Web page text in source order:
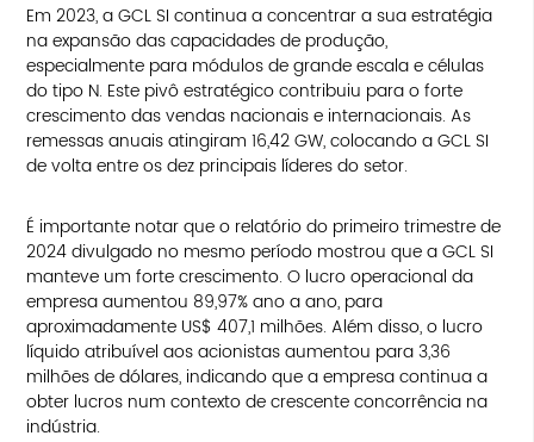
Em 2023, a GCL SI continua a concentrar a sua estratégia
na expansão das capacidades de produção,
especialmente para módulos de grande escala e células
do tipo N. Este pivô estratégico contribuiu para o forte
crescimento das vendas nacionais e internacionais. As
remessas anuais atingiram 16,42 GW, colocando a GCL SI
de volta entre os dez principais líderes do setor.
É importante notar que o relatório do primeiro trimestre de
2024 divulgado no mesmo período mostrou que a GCL SI
manteve um forte crescimento. O lucro operacional da
empresa aumentou 89,97% ano a ano, para
aproximadamente US$ 407,1 milhões. Além disso, o lucro
líquido atribuível aos acionistas aumentou para 3,36
milhões de dólares, indicando que a empresa continua a
obter lucros num contexto de crescente concorrência na
indústria.